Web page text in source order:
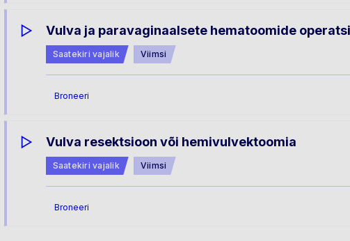
Vulva ja paravaginaalsete hematoomide
Saatekiri vajalik Viimsi
Broneeri
Vulva resektsioon või hemivulvektoomia
Saatekiri vajalik Viimsi
Broneeri